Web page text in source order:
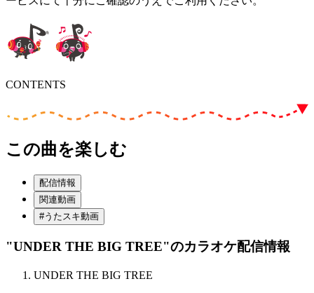
CONTENTS
この曲を楽しむ
配信情報
関連動画
#うたスキ動画
"UNDER THE BIG TREE"のカラオケ配信情報
UNDER THE BIG TREE